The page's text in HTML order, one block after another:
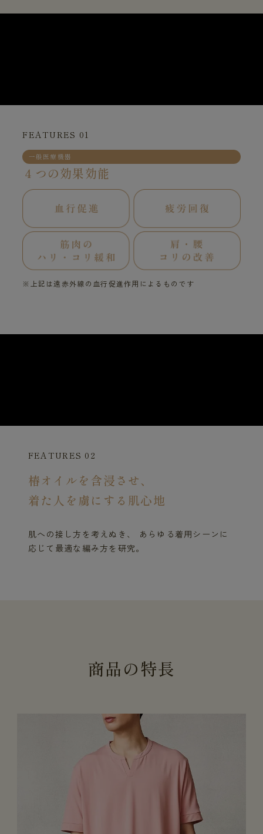
FEATURES 01
一般医療機器
４つの効果効能
※上記は遠赤外線の血行促進作用によるものです
FEATURES 02
椿オイルを含浸させ、
着た人を虜にする肌心地
肌への接し方を考えぬき、 あらゆる着用シーンに
応じて最適な編み方を研究。
商品の特長